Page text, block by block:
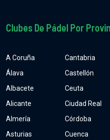
Clubes De Pádel Por
A Coruña
Álava
Albacete
Alicante
Almería
Asturias
Cantabria
Castellón
Ceuta
Ciudad Real
Córdoba
Cuenca